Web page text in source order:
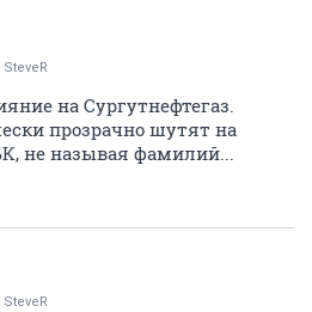
SteveR
на Сургутнефтегаз.
прозрачно шутят на
не называя фамилий...
SteveR